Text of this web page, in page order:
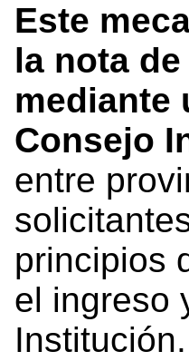
Este
la nota
mediante
Consejo
entre
principios
el ingreso
Institución.